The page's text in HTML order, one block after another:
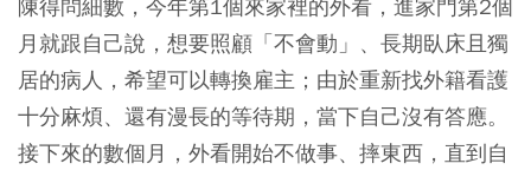
陳得問細數，今年第1個來家裡的外看，進家門第2個
月就跟自己說，想要照顧「不會動」、長期臥床且獨
居的病人，希望可以轉換雇主；由於重新找外籍看護
十分麻煩、還有漫長的等待期，當下自己沒有答應。
接下來的數個月，外看開始不做事、摔東西，直到自